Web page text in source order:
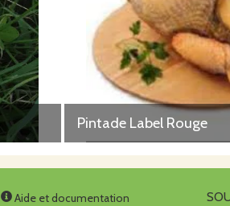
Pintade Label Rouge
Aide et documentation